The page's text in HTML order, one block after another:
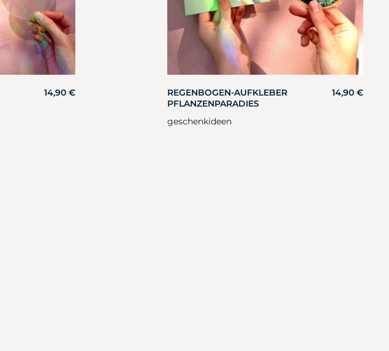
14,90 €
REGENBOGEN-AUFKLEBER
PFLANZENPARADIES
14,90 €
geschenkideen